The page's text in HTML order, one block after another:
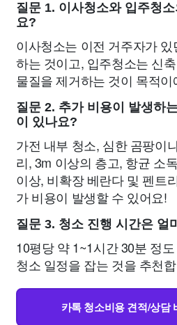
질문 1. 이사청소와 입주청
요?
이사청소는 이전 거주자가
하는 것이고, 입주청소는 신
물질을 제거하는 것이 목적이
질문 2. 추가 비용이 발생하
이 있나요?
가전 내부 청소, 심한 곰팡이
리, 3m 이상의 층고, 항균 소
이상, 비확장 베란다 및 펜트
가 비용이 발생할 수 있어요!
질문 3. 청소 진행 시간은 얼
10평당 약 1~1시간 30분 정
청소 일정을 잡는 것을 추천
카톡 청소비용 견적/상담